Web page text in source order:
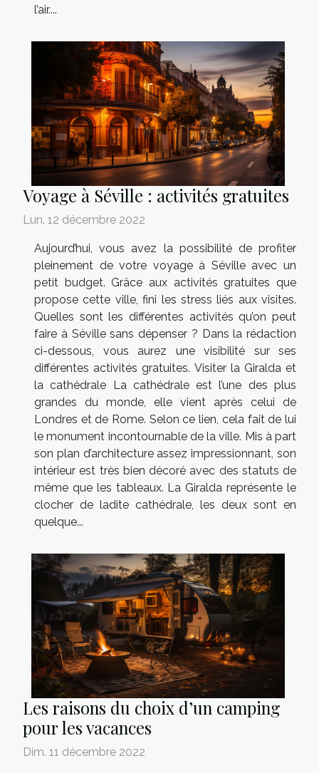
l’air....
Voyage à Séville : activités gratuites
Lun. 12 décembre 2022
Aujourd’hui, vous avez la possibilité de profiter
pleinement de votre voyage à Séville avec un
petit budget. Grâce aux activités gratuites que
propose cette ville, fini les stress liés aux visites.
Quelles sont les différentes activités qu’on peut
faire à Séville sans dépenser ? Dans la rédaction
ci-dessous, vous aurez une visibilité sur ses
différentes activités gratuites. Visiter la Giralda et
la cathédrale La cathédrale est l’une des plus
grandes du monde, elle vient après celui de
Londres et de Rome. Selon ce lien, cela fait de lui
le monument incontournable de la ville. Mis à part
son plan d’architecture assez impressionnant, son
intérieur est très bien décoré avec des statuts de
même que les tableaux. La Giralda représente le
clocher de ladite cathédrale, les deux sont en
quelque...
Les raisons du choix d’un camping
pour les vacances
Dim. 11 décembre 2022